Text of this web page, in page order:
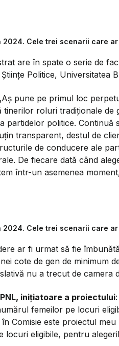
2024. Cele trei scenarii care
are în spate o serie de
Politice, Universitatea
pune pe primul loc
tinerilor roluri tradiționale de
partidelor politice. Continuă
transparent, destul de
de conducere ale
De fiecare dată când
într-un asemenea
2024. Cele trei scenarii care
ar fi urmat să fie
cote de gen de minimum
nu a trecut de camera
inițiatoare a proiectului
femeilor pe locuri
Comisie este proiectul
locuri eligibile, pentru